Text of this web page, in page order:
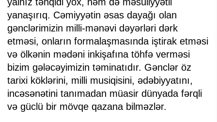
yanaşırıq. Cəmiyyətin əsas dayağı olan
gənclərimizin milli-mənəvi dəyərləri dərk
etməsi, onların formalaşmasında iştirak etməsi
və ölkənin mədəni inkişafına töhfə verməsi
bizim gələcəyimizin təminatıdır. Gənclər öz
tarixi köklərini, milli musiqisini, ədəbiyyatını,
incəsənətini tanımadan müasir dünyada fərqli
və güclü bir mövqe qazana bilməzlər.